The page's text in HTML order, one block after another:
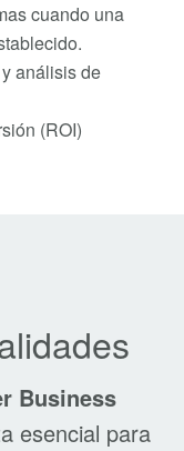
cuando una
análisis de
(ROI)
Business
esencial para